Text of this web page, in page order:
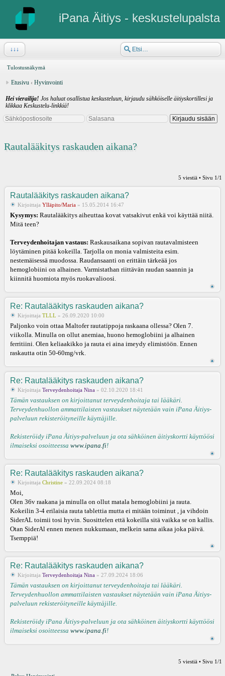
iPana Äitiys - keskustelupalsta
↓↓↓
Tulostusnäkymä
Etusivu ‹ Hyvinvointi
Hei vierailija! Jos haluat osallistua keskusteluun, kirjaudu sähköiselle äitiyskortillesi ja
klikkaa Keskustelu-linkkiä!
Rautalääkitys raskauden aikana?
5 viestiä • Sivu 1/1
Rautalääkitys raskauden aikana?
Kirjoittaja Ylläpito/Maria » 15.05.2014 16:47
Kysymys: Rautalääkitys aiheuttaa kovat vatsakivut enkä voi käyttää niitä.
Mitä teen?
Terveydenhoitajan vastaus: Raskausaikana sopivan rautavalmisteen
löytäminen pitää kokeilla. Tarjolla on monia valmisteita esim.
nestemäisessä muodossa. Raudansaanti on erittäin tärkeää jos
hemoglobiini on alhainen. Varmistathan riittävän raudan saannin ja
kiinnitä huomiota myös ruokavalioosi.
Re: Rautalääkitys raskauden aikana?
Kirjoittaja TLLL » 26.09.2020 10:00
Paljonko voin ottaa Maltofer rautatippoja raskaana ollessa? Olen 7.
viikolla. Minulla on ollut anemiaa, huono hemoglobiini ja alhainen
ferritiini. Olen keliaakikko ja rauta ei aina imeydy elimistöön. Ennen
raskautta otin 50-60mg/vrk.
Re: Rautalääkitys raskauden aikana?
Kirjoittaja Terveydenhoitaja Nina » 02.10.2020 18:41
Tämän vastauksen on kirjoittanut terveydenhoitaja tai lääkäri.
Terveydenhuollon ammattilaisten vastaukset näytetään vain iPana Äitiys-
palveluun rekisteröityneille käyttäjille.
Rekisteröidy iPana Äitiys-palveluun ja ota sähköinen äitiyskortti käyttöösi
ilmaiseksi osoitteessa www.ipana.fi!
Re: Rautalääkitys raskauden aikana?
Kirjoittaja Christine » 22.09.2024 08:18
Moi,
Olen 36v raakana ja minulla on ollut matala hemoglobiini ja rauta.
Kokeilin 3-4 erilaisia rauta tablettia mutta ei mitään toiminut , ja vihdoin
SiderAL toimii tosi hyvin. Suosittelen että kokeilla sitä vaikka se on kallis.
Otan SiderAl ennen menen nukkumaan, melkein sama aikaa joka päivä.
Tsemppiä!
Re: Rautalääkitys raskauden aikana?
Kirjoittaja Terveydenhoitaja Nina » 27.09.2024 18:06
Tämän vastauksen on kirjoittanut terveydenhoitaja tai lääkäri.
Terveydenhuollon ammattilaisten vastaukset näytetään vain iPana Äitiys-
palveluun rekisteröityneille käyttäjille.
Rekisteröidy iPana Äitiys-palveluun ja ota sähköinen äitiyskortti käyttöösi
ilmaiseksi osoitteessa www.ipana.fi!
5 viestiä • Sivu 1/1